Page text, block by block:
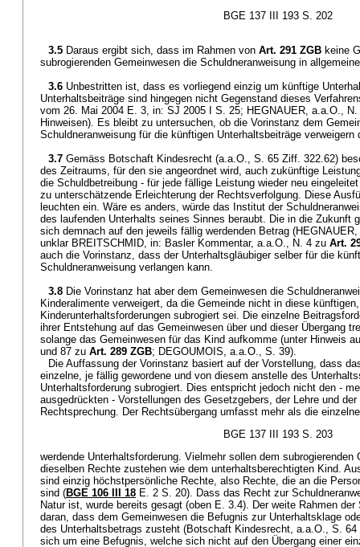
BGE 137 III 193 S. 202
3.5 Daraus ergibt sich, dass im Rahmen von Art. 291 ZGB keine
subrogierenden Gemeinwesen die Schuldneranweisung in
3.6 Unbestritten ist, dass es vorliegend einzig um künftige
Unterhaltsbeiträge sind hingegen nicht Gegenstand dieses
vom 26. Mai 2004 E. 3, in: SJ 2005 I S. 25; HEGNAUER, a.a.O.,
Hinweisen). Es bleibt zu untersuchen, ob die Vorinstanz dem
Schuldneranweisung für die künftigen Unterhaltsbeiträge verweigern
3.7 Gemäss Botschaft Kindesrecht (a.a.O., S. 65 Ziff. 322.62)
des Zeitraums, für den sie angeordnet wird, auch zukünftige
die Schuldbetreibung - für jede fällige Leistung wieder neu
zu unterschätzende Erleichterung der Rechtsverfolgung. Diese
leuchten ein. Wäre es anders, würde das Institut der
des laufenden Unterhalts seines Sinnes beraubt. Die in die Zukunft
sich demnach auf den jeweils fällig werdenden Betrag
unklar BREITSCHMID, in: Basler Kommentar, a.a.O., N. 4 zu Art.
auch die Vorinstanz, dass der Unterhaltsgläubiger selber für die
Schuldneranweisung verlangen kann.
3.8 Die Vorinstanz hat aber dem Gemeinwesen die
Kinderalimente verweigert, da die Gemeinde nicht in diese
Kinderunterhaltsforderungen subrogiert sei. Die einzelne
ihrer Entstehung auf das Gemeinwesen über und dieser Übergang
solange das Gemeinwesen für das Kind aufkomme (unter Hinweis
und 87 zu Art. 289 ZGB; DEGOUMOIS, a.a.O., S. 39).
Die Auffassung der Vorinstanz basiert auf der Vorstellung, dass
einzelne, je fällig gewordene und von diesem anstelle des
Unterhaltsforderung subrogiert. Dies entspricht jedoch nicht den -
ausgedrückten - Vorstellungen des Gesetzgebers, der Lehre und
Rechtsprechung. Der Rechtsübergang umfasst mehr als die
BGE 137 III 193 S. 203
werdende Unterhaltsforderung. Vielmehr sollen dem subrogierenden
dieselben Rechte zustehen wie dem unterhaltsberechtigten Kind.
sind einzig höchstpersönliche Rechte, also Rechte, die an die
sind (BGE 106 III 18 E. 2 S. 20). Dass das Recht zur
Natur ist, wurde bereits gesagt (oben E. 3.4). Der weite Rahmen
daran, dass dem Gemeinwesen die Befugnis zur Unterhaltsklage
des Unterhaltsbetrags zusteht (Botschaft Kindesrecht, a.a.O., S.
sich um eine Befugnis, welche sich nicht auf den Übergang einer